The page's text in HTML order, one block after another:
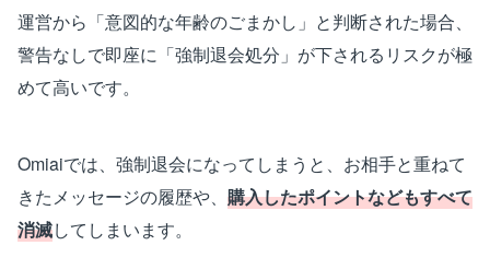
運営から「意図的な年齢のごまかし」と判断された場合、
警告なしで即座に「強制退会処分」が下されるリスクが極
めて高いです。
Omiaiでは、強制退会になってしまうと、お相手と重ねて
きたメッセージの履歴や、 購入したポイントなどもすべて
消滅してしまいます。